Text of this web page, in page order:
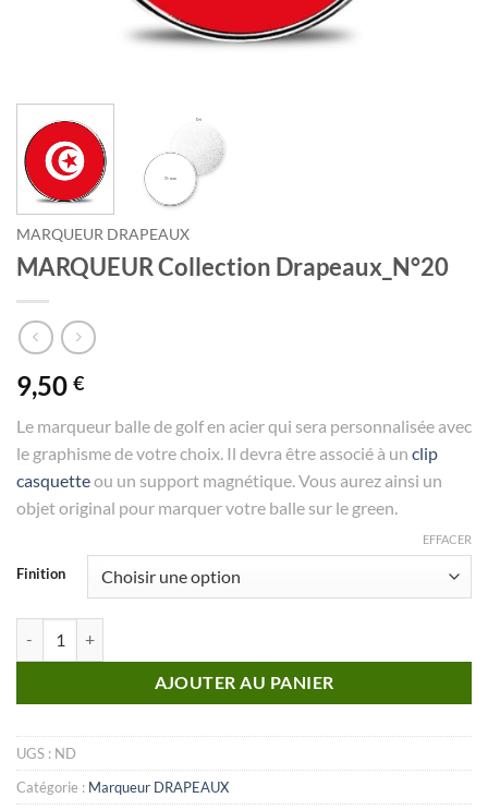
MARQUEUR DRAPEAUX
MARQUEUR Collection Drapeaux_N°20
9,50 €
Le marqueur balle de golf en acier qui sera personnalisée avec
le graphisme de votre choix. Il devra être associé à un clip
casquetteou un support magnétique. Vous aurez ainsi un
objet original pour marquer votre balle sur le green.
Finition
EFFACER
AJOUTER AU PANIER
UGS : ND
Catégorie : Marqueur DRAPEAUX